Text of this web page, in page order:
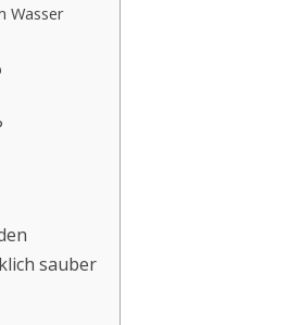
Wasser
sauber